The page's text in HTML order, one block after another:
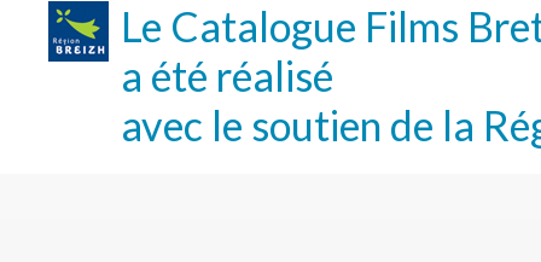
Le Catalogue Films
a été réalisé
avec le soutien de la